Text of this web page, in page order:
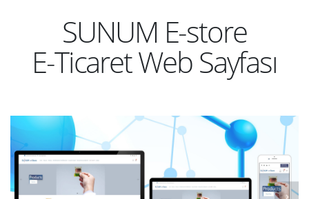
SUNUM E-store
E-Ticaret Web Sayfası